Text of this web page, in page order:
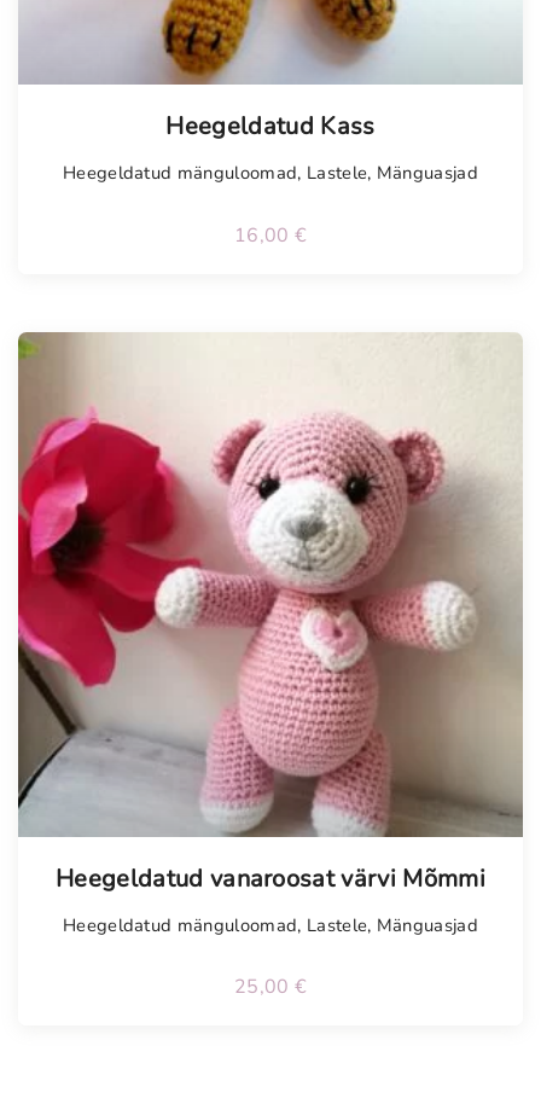
Heegeldatud Kass
Heegeldatud mänguloomad, Lastele, Mänguasjad
16,00 €
Heegeldatud vanaroosat värvi Mõmmi
Heegeldatud mänguloomad, Lastele, Mänguasjad
25,00 €